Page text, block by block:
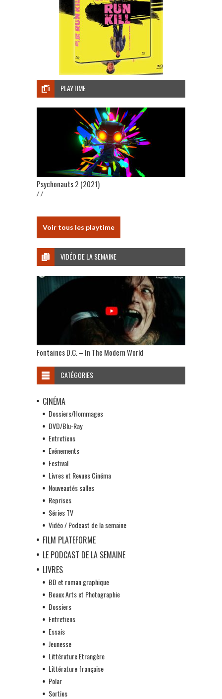
PLAYTIME
Psychonauts 2 (2021)
/ /
Voir tous les playtime
VIDÉO DE LA SEMAINE
Fontaines D.C. – In The Modern World
CATÉGORIES
CINÉMA
Dossiers/Hommages
DVD/Blu-Ray
Entretiens
Evénements
Festival
Livres et Revues Cinéma
Nouveautés salles
Reprises
Séries TV
Vidéo / Podcast de la semaine
FILM PLATEFORME
LE PODCAST DE LA SEMAINE
LIVRES
BD et roman graphique
Beaux Arts et Photographie
Dossiers
Entretiens
Essais
Jeunesse
Littérature Etrangère
Littérature française
Polar
Sorties